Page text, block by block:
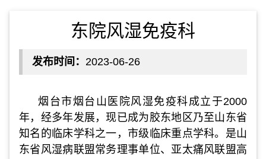
东院风湿免疫科
发布时间： 2023-06-26
烟台市烟台山医院风湿免疫科成立于2000
年，经多年发展，现已成为胶东地区乃至山东省
知名的临床学科之一，市级临床重点学科。是山
东省风湿病联盟常务理事单位、亚太痛风联盟高